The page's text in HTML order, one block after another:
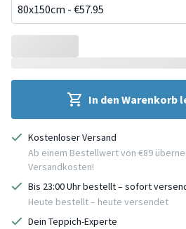
In den Warenkorb
Kostenloser Versand
Ab einem Bestellwert von €89
Versandkosten!
Bis 23:00 Uhr bestellt – sofort
Heute bestellt – heute versendet
Dein Teppich-Experte